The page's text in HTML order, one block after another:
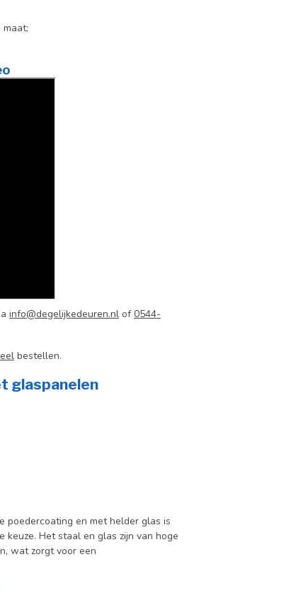
info@degelijkedeuren.nl of0544-
bestellen.
glaspanelen
poedercoating en met helder glas is
Het staal en glas zijn van hoge
wat zorgt voor een